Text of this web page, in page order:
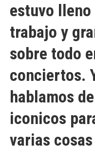
estuvo lleno
trabajo y
sobre todo
conciertos.
hablamos
iconicos
varias